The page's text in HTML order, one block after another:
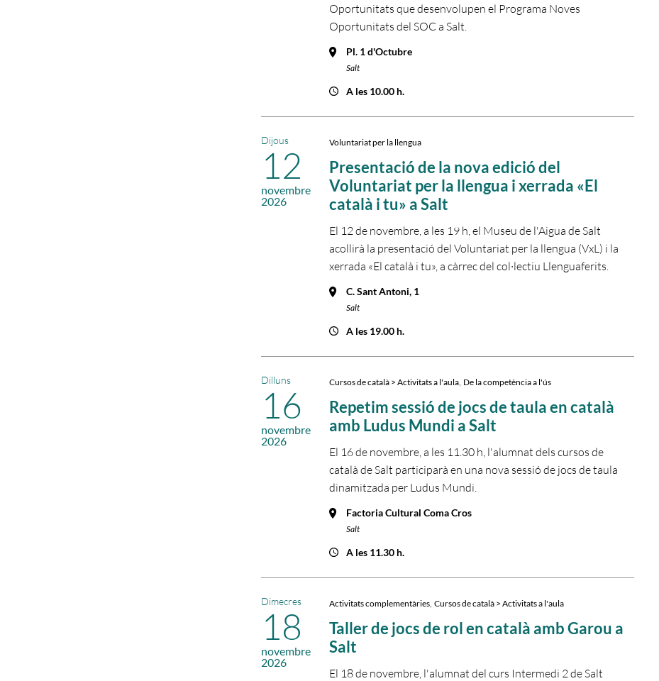
Oportunitats que desenvolupen el Programa Noves
Oportunitats del SOC a Salt.
Pl. 1 d'Octubre
Salt
A les 10.00 h.
Voluntariat per la llengua
Presentació de la nova edició del
Voluntariat per la llengua i xerrada «El
català i tu» a Salt
El 12 de novembre, a les 19 h, el Museu de l'Aigua de Salt
acollirà la presentació del Voluntariat per la llengua (VxL) i la
xerrada «El català i tu», a càrrec del col·lectiu Llenguaferits.
C. Sant Antoni, 1
Salt
A les 19.00 h.
Dijous
12
novembre
2026
Cursos de català > Activitats a l'aula, De la competència a l'ús
Repetim sessió de jocs de taula en català
amb Ludus Mundi a Salt
El 16 de novembre, a les 11.30 h, l'alumnat dels cursos de
català de Salt participarà en una nova sessió de jocs de taula
dinamitzada per Ludus Mundi.
Factoria Cultural Coma Cros
Salt
A les 11.30 h.
Dilluns
16
novembre
2026
Activitats complementàries, Cursos de català > Activitats a l'aula
Taller de jocs de rol en català amb Garou a
Salt
El 18 de novembre, l'alumnat del curs Intermedi 2 de Salt
Dimecres
18
novembre
2026